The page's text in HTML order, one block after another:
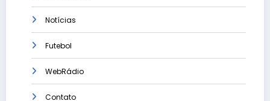
Notícias
Futebol
WebRádio
Contato